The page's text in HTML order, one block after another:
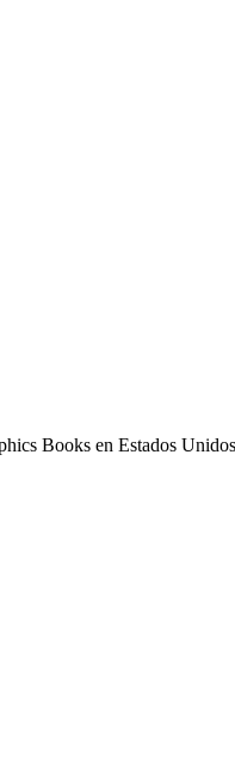
Books en Estados